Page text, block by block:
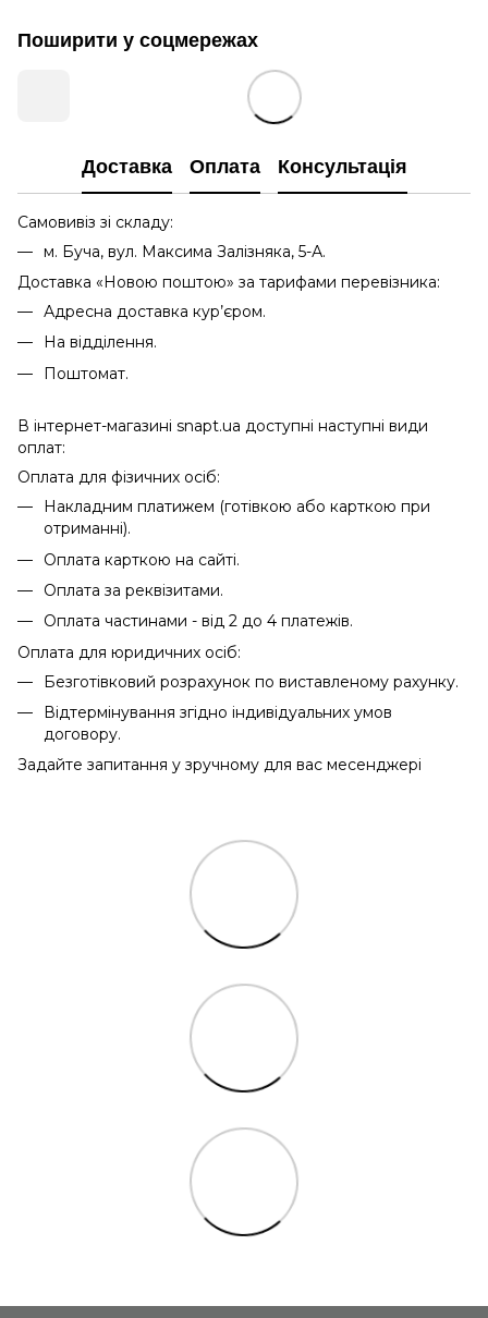
Поширити у соцмережах
Доставка Оплата Консультація
Самовивіз зі складу:
м. Буча, вул. Максима Залізняка, 5-А.
Доставка «Новою поштою» за тарифами перевізника:
Адресна доставка кур’єром.
На відділення.
Поштомат.
В інтернет-магазині snapt.ua доступні наступні види
оплат:
Оплата для фізичних осіб:
Накладним платижем (готівкою або карткою при
отриманні).
Оплата карткою на сайті.
Оплата за реквізитами.
Оплата частинами - від 2 до 4 платежів.
Оплата для юридичних осіб:
Безготівковий розрахунок по виставленому рахунку.
Відтермінування згідно індивідуальних умов
договору.
Задайте запитання у зручному для вас месенджері